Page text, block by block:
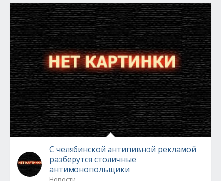
С челябинской антипивной рекламой
разберутся столичные
антимонопольщики
Новости